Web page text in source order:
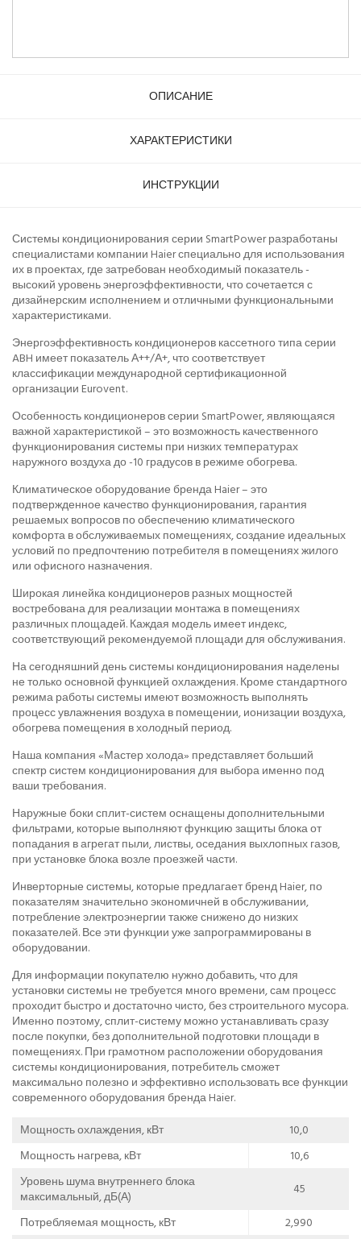
ОПИСАНИЕ
ХАРАКТЕРИСТИКИ
ИНСТРУКЦИИ
Системы кондиционирования серии SmartPower разработаны
специалистами компании Haier специально для использования
их в проектах, где затребован необходимый показатель -
высокий уровень энергоэффективности, что сочетается с
дизайнерским исполнением и отличными функциональными
характеристиками.
Энергоэффективность кондиционеров кассетного типа серии
ABH имеет показатель А++/А+, что соответствует
классификации международной сертификационной
организации Eurovent.
Особенность кондиционеров серии SmartPower, являющаяся
важной характеристикой – это возможность качественного
функционирования системы при низких температурах
наружного воздуха до -10 градусов в режиме обогрева.
Климатическое оборудование бренда Haier – это
подтвержденное качество функционирования, гарантия
решаемых вопросов по обеспечению климатического
комфорта в обслуживаемых помещениях, создание идеальных
условий по предпочтению потребителя в помещениях жилого
или офисного назначения.
Широкая линейка кондиционеров разных мощностей
востребована для реализации монтажа в помещениях
различных площадей. Каждая модель имеет индекс,
соответствующий рекомендуемой площади для обслуживания.
На сегодняшний день системы кондиционирования наделены
не только основной функцией охлаждения. Кроме стандартного
режима работы системы имеют возможность выполнять
процесс увлажнения воздуха в помещении, ионизации воздуха,
обогрева помещения в холодный период.
Наша компания «Мастер холода» представляет больший
спектр систем кондиционирования для выбора именно под
ваши требования.
Наружные боки сплит-систем оснащены дополнительными
фильтрами, которые выполняют функцию защиты блока от
попадания в агрегат пыли, листвы, оседания выхлопных газов,
при установке блока возле проезжей части.
Инверторные системы, которые предлагает бренд Haier, по
показателям значительно экономичней в обслуживании,
потребление электроэнергии также снижено до низких
показателей. Все эти функции уже запрограммированы в
оборудовании.
Для информации покупателю нужно добавить, что для
установки системы не требуется много времени, сам процесс
проходит быстро и достаточно чисто, без строительного мусора.
Именно поэтому, сплит-систему можно устанавливать сразу
после покупки, без дополнительной подготовки площади в
помещениях. При грамотном расположении оборудования
системы кондиционирования, потребитель сможет
максимально полезно и эффективно использовать все функции
современного оборудования бренда Haier.
Мощность охлаждения, кВт
10,0
Мощность нагрева, кВт
10,6
Уровень шума внутреннего блока
максимальный, дБ(А)
45
Потребляемая мощность, кВт
2,990